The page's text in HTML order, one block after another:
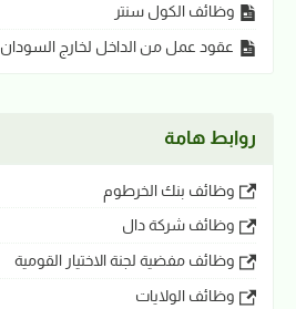
وظائف الكول سنتر
عقود عمل من الداخل لخارج السودان
روابط هامة
وظائف بنك الخرطوم
وظائف شركة دال
وظائف مفضية لجنة الاختيار القومية
وظائف الولايات